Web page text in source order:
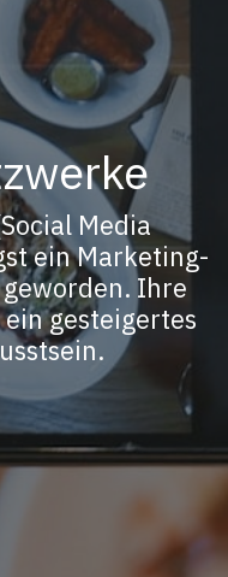
Media
ein Marketing-
Ihre
gesteigertes